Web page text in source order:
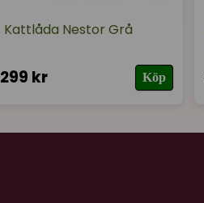
Kattlåda Nestor Grå
299 kr Köp